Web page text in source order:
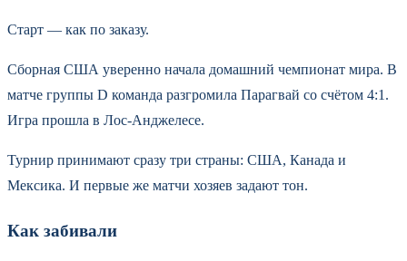
Старт — как по заказу.
Сборная США уверенно начала домашний чемпионат мира. В
матче группы D команда разгромила Парагвай со счётом 4:1.
Игра прошла в Лос-Анджелесе.
Турнир принимают сразу три страны: США, Канада и
Мексика. И первые же матчи хозяев задают тон.
Как забивали